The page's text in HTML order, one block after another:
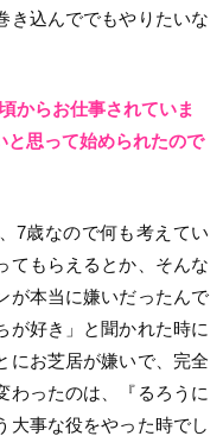
き込んででもやりたいな
からお仕事されていま
と思って始められたので
7歳なので何も考えてい
てもらえるとか、そんな
が本当に嫌いだったんで
が好き」と聞かれた時に
にお芝居が嫌いで、完全
わったのは、『るろうに
大事な役をやった時でし